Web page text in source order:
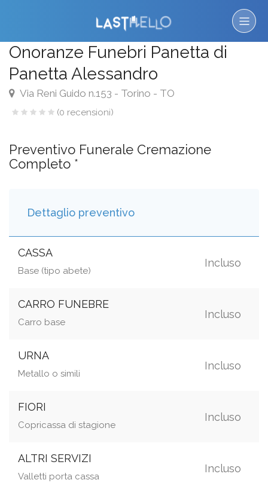
Onoranze Funebri Panetta di
Panetta Alessandro
Via Reni Guido n.153 - Torino - TO
(0 recensioni)
Preventivo Funerale Cremazione
Completo *
Dettaglio preventivo
CASSA
Base (tipo abete)
Incluso
CARRO FUNEBRE
Carro base
Incluso
URNA
Metallo o simili
Incluso
FIORI
Copricassa di stagione
Incluso
ALTRI SERVIZI
Valletti porta cassa
Incluso